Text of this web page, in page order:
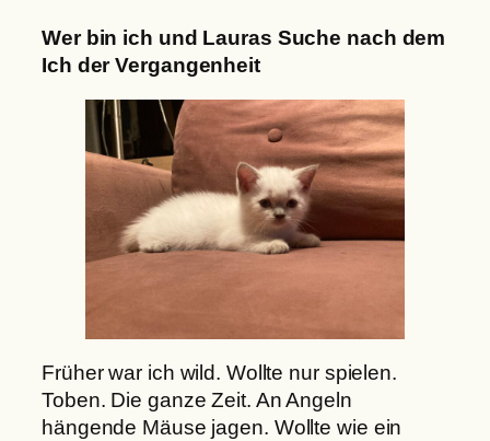
Wer bin ich und Lauras Suche nach dem
Ich der Vergangenheit
Früher war ich wild. Wollte nur spielen.
Toben. Die ganze Zeit. An Angeln
hängende Mäuse jagen. Wollte wie ein